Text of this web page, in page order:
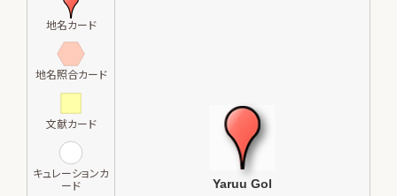
地名カード
地名照合カード
文献カード
キュレーションカ
ード